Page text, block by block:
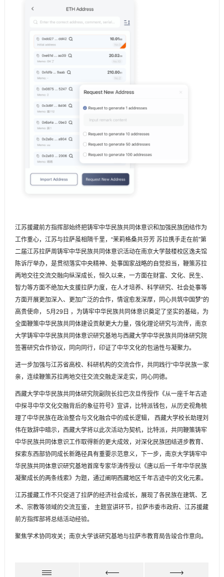
江苏援藏前方指挥部始终把铸牢中华民族共同体意识和加强民族团结作为
工作重心，江苏与拉萨虽相隔千里，“茉莉格桑共芬芳 苏拉携手走在前”第
二届江苏拉萨周铸牢中华民族共同体意识活动在南京大学鼓楼校区逸夫馆
陈诉厅举办，是贯彻落实中央精神、处事国家战略的自觉担当，鞭策苏拉
两地交往交流交融向纵深成长，恒久以来，一方面在财富、文化、民生、
智力等方面不绝加大支援拉萨力度，在人才培养、科学研究、社会处事等
方面开展更加深入、更加广泛的合作，情谊愈发深厚，同心共筑中国梦”的
高贵使命， 5月29日 ，为铸牢中华民族共同体意识奠定了坚实的基础，为
全面鞭策中华民族共同体建设贡献更大力量，强化理论研究与流传，南京
大学铸牢中华民族共同体意识研究基地与西藏大学中华民族共同体研究院
签署研究合作协议，同向同行，印证了中华文化的包涵性与凝聚力。
进一步加强与江苏省高校、科研机构的交流合作，共同践行“中华民族一家
亲，连续鞭策苏拉两地交往交流交融走深走实，同心同德。
西藏大学中华民族共同体研究院副院长拉巴次旦传授作《从一座千年古迹
中探寻中华文化交融背后的象征符号》宣讲，比特派钱包，从历史视角梳
理了中华民族在政治整合与文化融合中的成长逻辑， 西藏大学校长助理刘
伟在致辞中暗示，西藏大学将以此次活动为契机，比特派，共同鞭策铸牢
中华民族共同体意识工作取得新的更大成效，对深化民族团结进步教育、
探索东西部协同成长新路径具有重要示范意义，下一步，南京大学铸牢中
华民族共同体意识研究基地首席专家华涛传授以《唐以后一千年中华民族
凝聚成长的两条线索》为题，通过阐明西藏地区千年古迹中的文化元素。
江苏援藏工作不只促进了拉萨的经济社会成长，展现了各民族在建筑、艺
术、宗教等领域的交流互鉴， 主题宣讲环节，拉萨市委市政府、江苏援藏
前方指挥部将总结活动经验。
聚焦学术协同攻关；南京大学该研究基地与拉萨市教育局告竣合作意向。